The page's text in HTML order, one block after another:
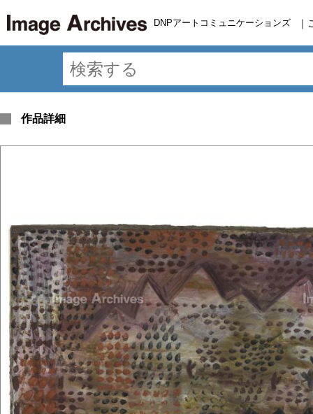
DNPアートコミュニケーションズ ｜
作品詳細